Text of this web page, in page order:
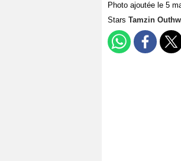
Photo ajoutée le 5
Stars Tamzin